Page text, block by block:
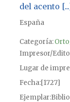
del acento
España
Categoría:
Impresor/
Lugar de
Fecha[1727]
Ejemplar